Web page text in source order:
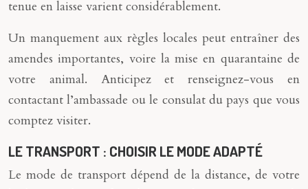
tenue en laisse varient considérablement.
Un manquement aux règles locales peut entraîner des
amendes importantes, voire la mise en quarantaine de
votre animal. Anticipez et renseignez-vous en
contactant l’ambassade ou le consulat du pays que vous
comptez visiter.
LE TRANSPORT : CHOISIR LE MODE ADAPTÉ
Le mode de transport dépend de la distance, de votre